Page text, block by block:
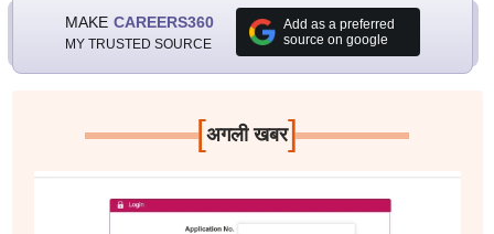
MAKE CAREERS360
MY TRUSTED SOURCE
Add as a preferred
source on google
[अगली खबर]